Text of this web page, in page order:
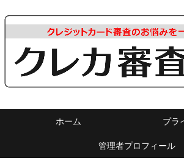
ホーム プラ
管理者プロフィール